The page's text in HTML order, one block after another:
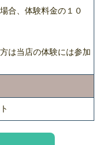
合、体験料金の１０
は当店の体験には参加